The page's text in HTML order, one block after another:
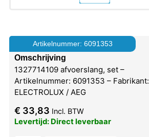
Artikelnummer: 6091353
Omschrijving
1327714109 afvoerslang, set –
Artikelnummer: 6091353 – Fabrikant:
ELECTROLUX / AEG
€ 33,83 Incl. BTW
Levertijd: Direct leverbaar